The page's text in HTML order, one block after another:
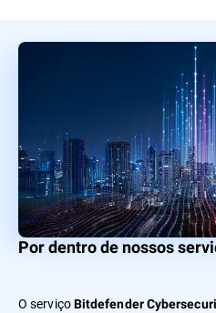
Por dentro de nossos
O serviçoBitdefender